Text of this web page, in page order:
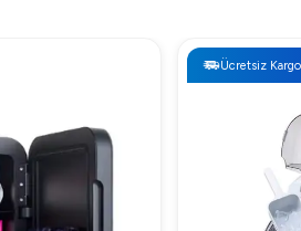
Ücretsiz Kargo